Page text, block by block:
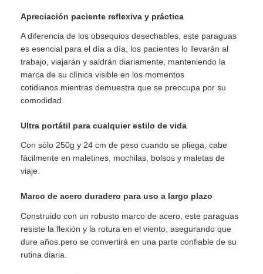
Paraguas para niños
parasoles de playa
Paraguas creativos
todo color (cualquier logotipo,
personalizados del cuerpo del
paraguas
Garantización 1 año de garantía de calidad
Grupo de
Adecuado para hombres,
Apreciación paciente reflexiva y práctica
A diferencia de los obsequios desechables, este paraguas
es esencial para el día a día, los pacientes lo llevarán al
trabajo, viajarán y saldrán diariamente, manteniendo la
marca de su clínica visible en los momentos
cotidianos.mientras demuestra que se preocupa por su
comodidad.
Ultra portátil para cualquier estilo de vida
Con sólo 250g y 24 cm de peso cuando se pliega, cabe
fácilmente en maletines, mochilas, bolsos y maletas de
viaje.
Marco de acero duradero para uso a largo plazo
Construido con un robusto marco de acero, este paraguas
resiste la flexión y la rotura en el viento, asegurando que
dure años.pero se convertirá en una parte confiable de su
rutina diaria.